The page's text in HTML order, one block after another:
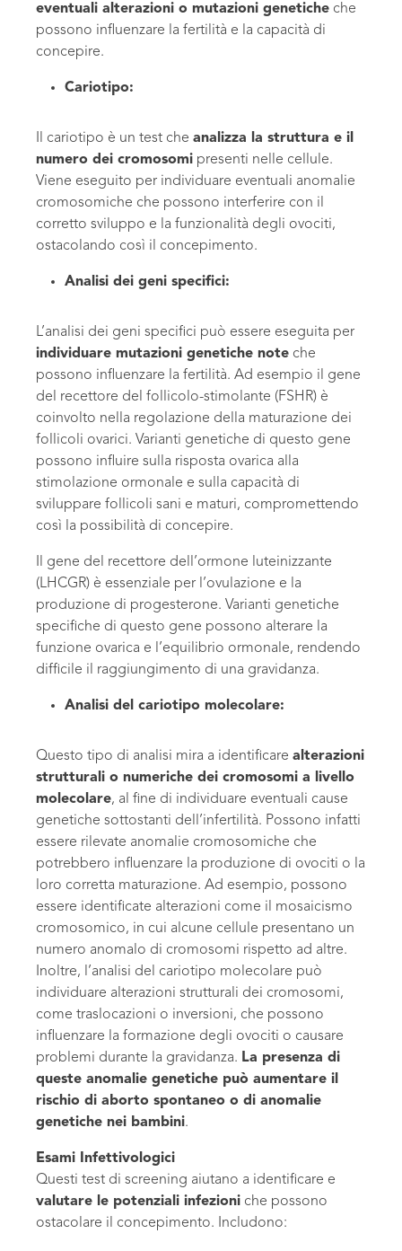
eventuali alterazioni o mutazioni genetiche che
possono influenzare la fertilità e la capacità di
concepire.
Cariotipo:
Il cariotipo è un test che analizza la struttura e il
numero dei cromosomi presenti nelle cellule.
Viene eseguito per individuare eventuali anomalie
cromosomiche che possono interferire con il
corretto sviluppo e la funzionalità degli ovociti,
ostacolando così il concepimento.
Analisi dei geni specifici:
L’analisi dei geni specifici può essere eseguita per
individuare mutazioni genetiche note che
possono influenzare la fertilità. Ad esempio il gene
del recettore del follicolo-stimolante (FSHR) è
coinvolto nella regolazione della maturazione dei
follicoli ovarici. Varianti genetiche di questo gene
possono influire sulla risposta ovarica alla
stimolazione ormonale e sulla capacità di
sviluppare follicoli sani e maturi, compromettendo
così la possibilità di concepire.
Il gene del recettore dell’ormone luteinizzante
(LHCGR) è essenziale per l’ovulazione e la
produzione di progesterone. Varianti genetiche
specifiche di questo gene possono alterare la
funzione ovarica e l’equilibrio ormonale, rendendo
difficile il raggiungimento di una gravidanza.
Analisi del cariotipo molecolare:
Questo tipo di analisi mira a identificare alterazioni
strutturali o numeriche dei cromosomi a livello
molecolare, al fine di individuare eventuali cause
genetiche sottostanti dell’infertilità. Possono infatti
essere rilevate anomalie cromosomiche che
potrebbero influenzare la produzione di ovociti o la
loro corretta maturazione. Ad esempio, possono
essere identificate alterazioni come il mosaicismo
cromosomico, in cui alcune cellule presentano un
numero anomalo di cromosomi rispetto ad altre.
Inoltre, l’analisi del cariotipo molecolare può
individuare alterazioni strutturali dei cromosomi,
come traslocazioni o inversioni, che possono
influenzare la formazione degli ovociti o causare
problemi durante la gravidanza. La presenza di
queste anomalie genetiche può aumentare il
rischio di aborto spontaneo o di anomalie
genetiche nei bambini.
Esami Infettivologici
Questi test di screening aiutano a identificare e
valutare le potenziali infezioni che possono
ostacolare il concepimento. Includono: